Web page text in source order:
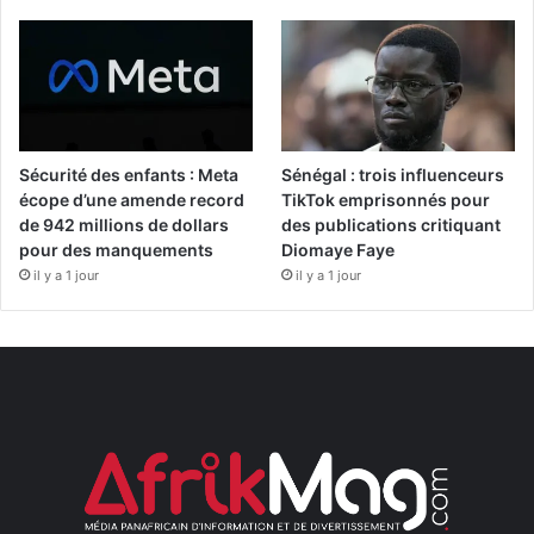
Sécurité des enfants : Meta
écope d’une amende record
de 942 millions de dollars
pour des manquements
il y a 1 jour
Sénégal : trois influenceurs
TikTok emprisonnés pour
des publications critiquant
Diomaye Faye
il y a 1 jour